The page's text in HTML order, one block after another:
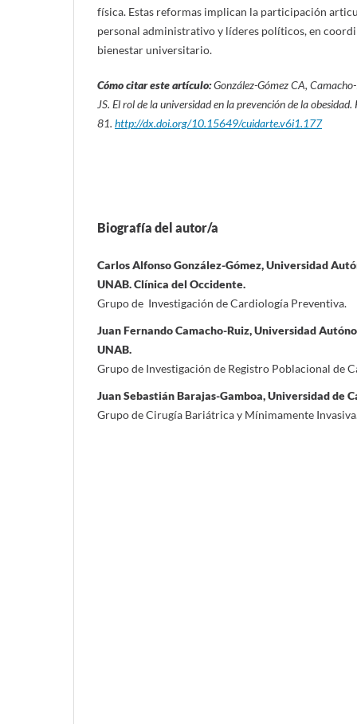
física. Estas reformas implican la participación
personal administrativo y líderes políticos, en
bienestar universitario.
Cómo citar este artículo:González-Gómez CA,
JS. El rol de la universidad en la prevención de la obesidad.
81. http://dx.doi.org/10.15649/cuidarte.v6i1.177
Biografía del autor/a
Carlos Alfonso González-Gómez, Universidad
UNAB. Clínica del Occidente.
Grupo de Investigación de Cardiología Preventiva.
Juan Fernando Camacho-Ruiz, Universidad
UNAB.
Grupo de Investigación de Registro Poblacional de
Juan Sebastián Barajas-Gamboa, Universidad de
Grupo de Cirugía Bariátrica y Mínimamente